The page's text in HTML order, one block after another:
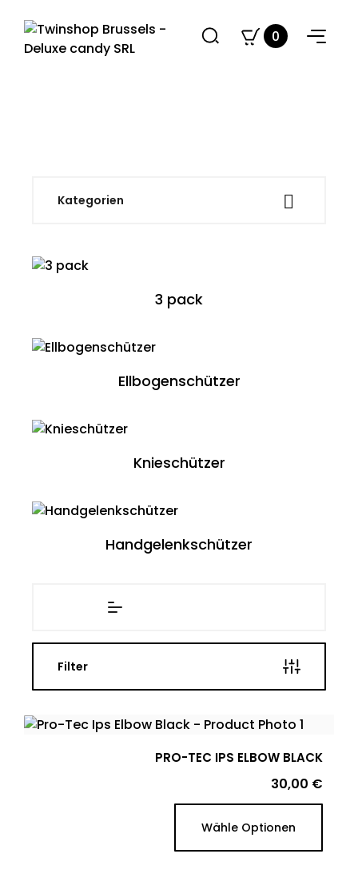
0
Kategorien 
3 pack
Ellbogenschützer
Knieschützer
Handgelenkschützer
Filter
PRO-TEC IPS ELBOW BLACK
Preis
30,00 €
Wähle Optionen